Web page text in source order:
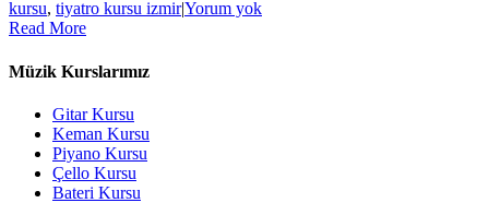
kursu, tiyatro kursu izmir|Yorum yok
Read More
Müzik Kurslarımız
Gitar Kursu
Keman Kursu
Piyano Kursu
Çello Kursu
Bateri Kursu